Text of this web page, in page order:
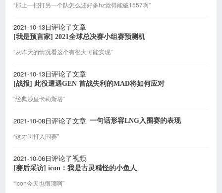
“那上一把打另一个队怎么还好多hz觉得能破1557啊”
2021-10-13日评论了文章
[我是预言家] 2021全球总决赛小组赛预测机
“从昨天的情况看这个有很大可能实现”
2021-10-13日评论了文章
[战报] 此役遭遇GEN 首战失利的MAD将如何应对
“经典沙皇卡莉斯塔”
2021-10-08日评论了文章 一句话形容LNG入围赛的表现
“这才叫打入围赛”
2021-10-06日评论了视频
[赛后采访] icon：我是古灵精怪的小鱼人
“icon今天也很顶啊”